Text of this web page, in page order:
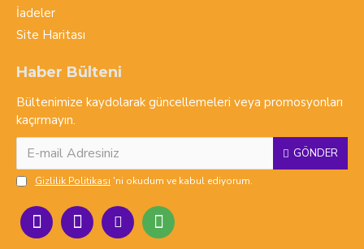
İadeler
Site Haritası
Haber Bülteni
Bültenimize kaydolarak güncellemeleri veya promosyonları
kaçırmayın.
GÖNDER
Gizlilik Politikası 'ni okudum ve kabul ediyorum.